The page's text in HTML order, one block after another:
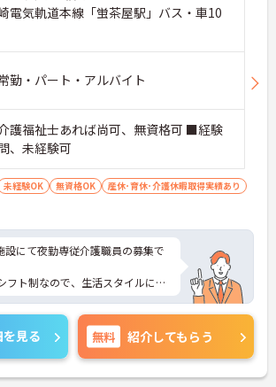
電気軌道本線「蛍茶屋駅」バス・車10
勤・パート・アルバイト
護福祉士あれば尚可、無資格可 ■経験
、未経験可
未経験OK 無資格OK
産休･育休･介護休暇取得実績あり
設にて夜勤専従介護職員の募集で
フト制なので、生活スタイルに合
研修体制がありますので安心して
各種手当・福利厚生も充実してい
る方は、ご面接のポイントをお伝
気軽にお問い合わせください
を見る 無料 紹介してもらう